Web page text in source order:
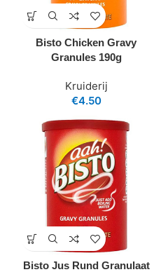
Bisto Chicken Gravy
Granules 190g
Kruiderij
€4.50
Bisto Jus Rund Granulaat